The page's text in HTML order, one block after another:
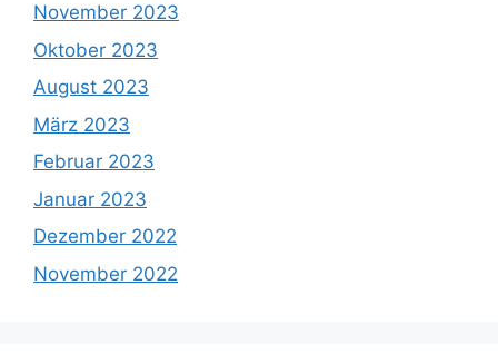
November 2023
Oktober 2023
August 2023
März 2023
Februar 2023
Januar 2023
Dezember 2022
November 2022